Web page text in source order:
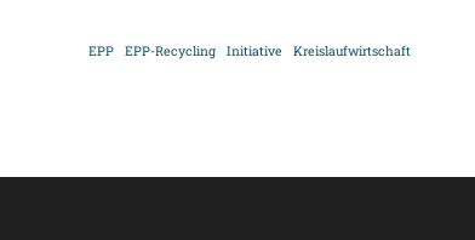
EPP EPP-Recycling Initiative Kreislaufwirtschaft